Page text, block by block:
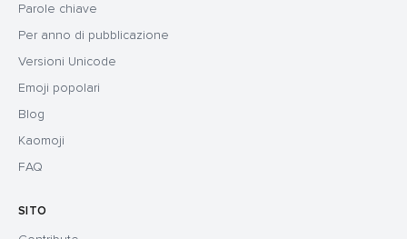
Parole chiave
Per anno di pubblicazione
Versioni Unicode
Emoji popolari
Blog
Kaomoji
FAQ
SITO